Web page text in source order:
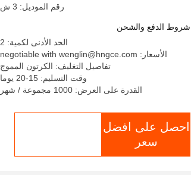
رقم الموديل: 3 ش
شروط الدفع والشحن
الحد الأدنى لكمية: 2
الأسعار: negotiable with wenglin@hngce.com
تفاصيل التغليف: الكرتون المموج
وقت التسليم: 15-20 يوما
القدرة على العرض: 1000 مجموعة / شهر
احصل على افضل
سعر